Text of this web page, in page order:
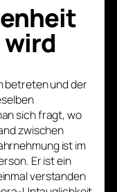
betreten und der
sich fragt, wo
zwischen
ist im
Er ist ein
verstanden